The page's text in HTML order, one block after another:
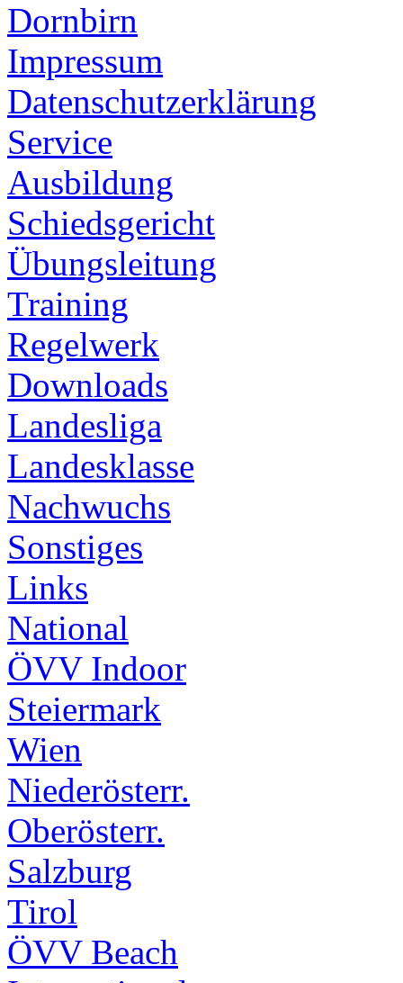
Dornbirn
Impressum
Datenschutzerklärung
Service
Ausbildung
Schiedsgericht
Übungsleitung
Training
Regelwerk
Downloads
Landesliga
Landesklasse
Nachwuchs
Sonstiges
Links
National
ÖVV Indoor
Steiermark
Wien
Niederösterr.
Oberösterr.
Salzburg
Tirol
ÖVV Beach